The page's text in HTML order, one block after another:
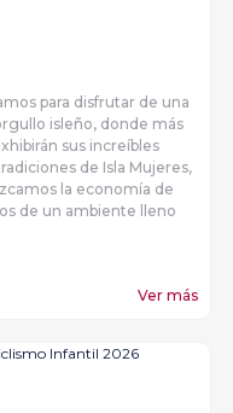
para disfrutar de una
isleño, donde más
sus increíbles
de Isla Mujeres,
la economía de
de un ambiente lleno
Ver más